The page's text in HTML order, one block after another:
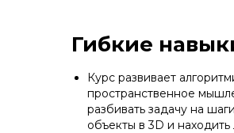
Гибкие
Курс развивает
пространственное
разбивать задачу на
объекты в 3D и находить